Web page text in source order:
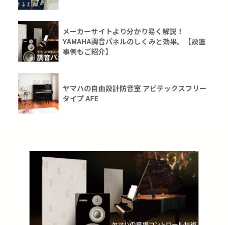
メーカーサイトより分かり易く解説！
YAMAHA調音パネルのしくみと効果。【設置
事例もご紹介】
ヤマハの自由設計防音室 アビテックスフリー
タイプ AFE